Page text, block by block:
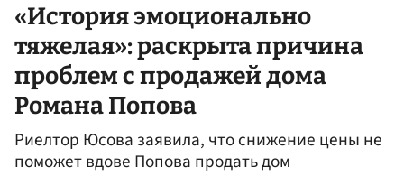
«История эмоционально
тяжелая»: раскрыта причина
проблем с продажей дома
Романа Попова
Риелтор Юсова заявила, что снижение цены не
поможет вдове Попова продать дом